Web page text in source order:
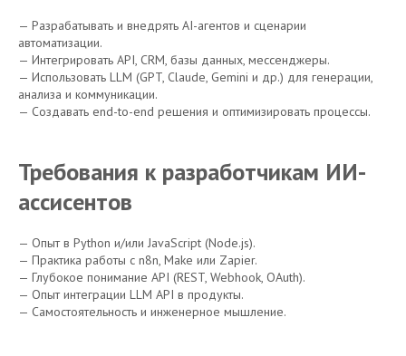
— Разрабатывать и внедрять AI-агентов и сценарии
автоматизации.
— Интегрировать API, CRM, базы данных, мессенджеры.
— Использовать LLM (GPT, Claude, Gemini и др.) для генерации,
анализа и коммуникации.
— Создавать end-to-end решения и оптимизировать процессы.
Требования к разработчикам ИИ-
ассисентов
— Опыт в Python и/или JavaScript (Node.js).
— Практика работы с n8n, Make или Zapier.
— Глубокое понимание API (REST, Webhook, OAuth).
— Опыт интеграции LLM API в продукты.
— Самостоятельность и инженерное мышление.